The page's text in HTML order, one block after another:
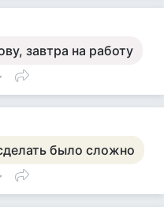
завтра на работу
было сложно